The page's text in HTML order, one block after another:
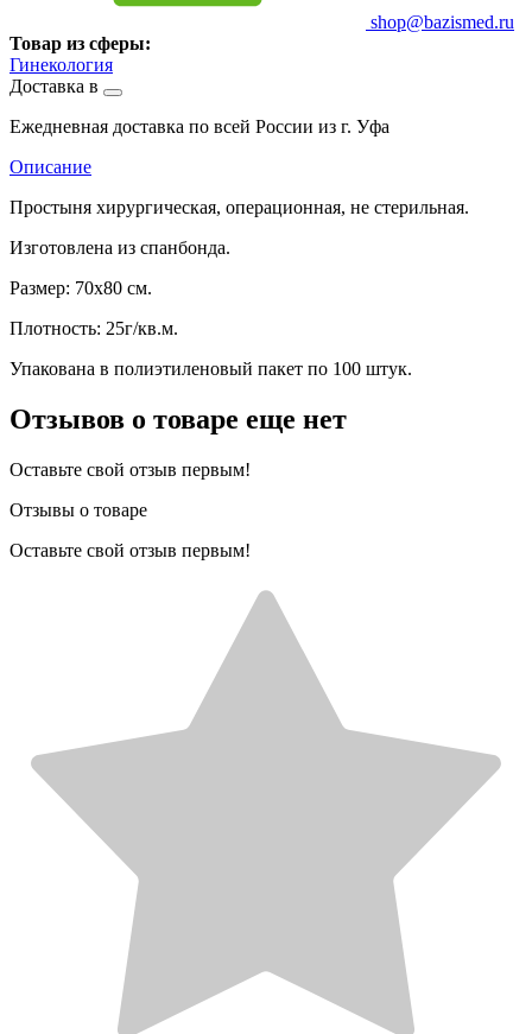
shop@bazismed.ru
Товар из сферы:
Гинекология
Доставка в
Ежедневная доставка по всей России из г. Уфа
Описание
Простыня хирургическая, операционная, не стерильная.
Изготовлена из спанбонда.
Размер: 70х80 см.
Плотность: 25г/кв.м.
Упакована в полиэтиленовый пакет по 100 штук.
Отзывов о товаре еще нет
Оставьте свой отзыв первым!
Отзывы о товаре
Оставьте свой отзыв первым!